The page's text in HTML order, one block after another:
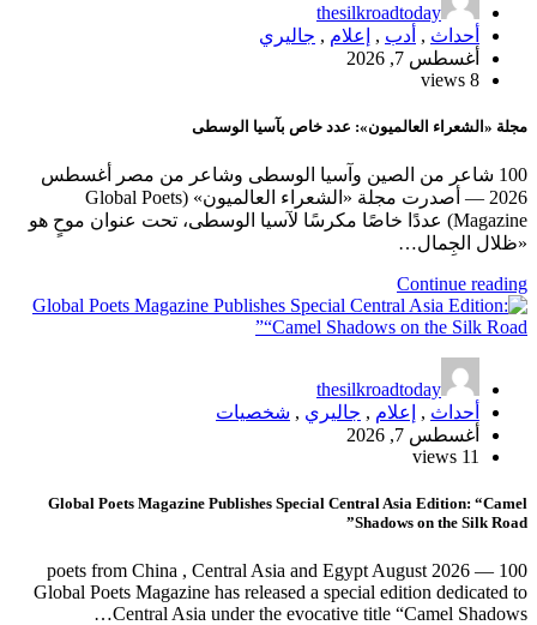
thesilkroadtoday
أحداث , أدب , إعلام , جاليري
أغسطس 7, 2026
8 views
مجلة «الشعراء العالميون»: عدد خاص بآسيا الوسطى
100 شاعر من الصين وآسيا الوسطى وشاعر من مصر أغسطس
2026 — أصدرت مجلة «الشعراء العالميون» (Global Poets
Magazine) عددًا خاصًا مكرسًا لآسيا الوسطى، تحت عنوان موحٍ هو
«ظلال الجِمال…
Continue reading
thesilkroadtoday
أحداث , إعلام , جاليري , شخصيات
أغسطس 7, 2026
11 views
Global Poets Magazine Publishes Special Central Asia Edition: “Camel
Shadows on the Silk Road”
100 poets from China , Central Asia and Egypt August 2026 —
Global Poets Magazine has released a special edition dedicated to
Central Asia under the evocative title “Camel Shadows…